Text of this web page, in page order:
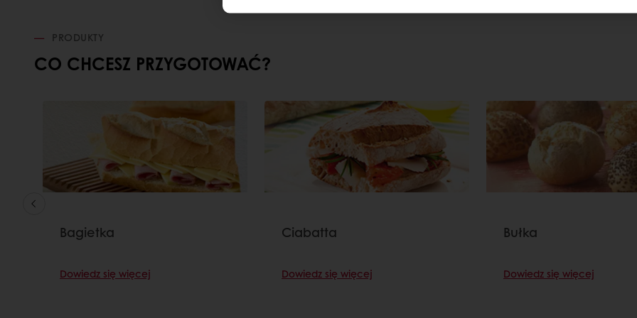
PRODUKTY
CO CHCESZ PRZYGOTOWAĆ?
Bagietka
Dowiedz się więcej
Ciabatta
Dowiedz się więcej
Bułka
Dowiedz się więcej